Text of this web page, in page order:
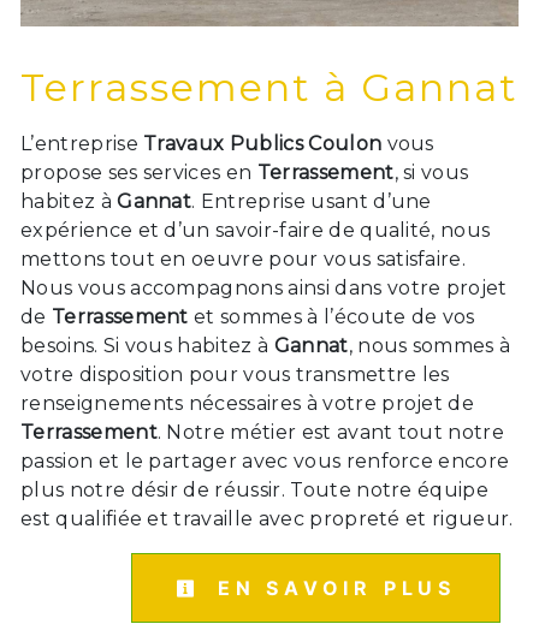
Terrassement à Gannat
L’entreprise Travaux Publics Coulon vous
propose ses services en Terrassement, si vous
habitez àGannat. Entreprise usant d’une
expérience et d’un savoir-faire de qualité, nous
mettons tout en oeuvre pour vous satisfaire.
Nous vous accompagnons ainsi dans votre projet
de Terrassement et sommes à l’écoute de vos
besoins. Si vous habitez à Gannat, nous sommes à
votre disposition pour vous transmettre les
renseignements nécessaires à votre projet de
Terrassement. Notre métier est avant tout notre
passion et le partager avec vous renforce encore
plus notre désir de réussir. Toute notre équipe
est qualifiée et travaille avec propreté et rigueur.
EN SAVOIR PLUS